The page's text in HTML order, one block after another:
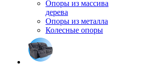
Опоры из массива
дерева
Опоры из металла
Колесные опоры